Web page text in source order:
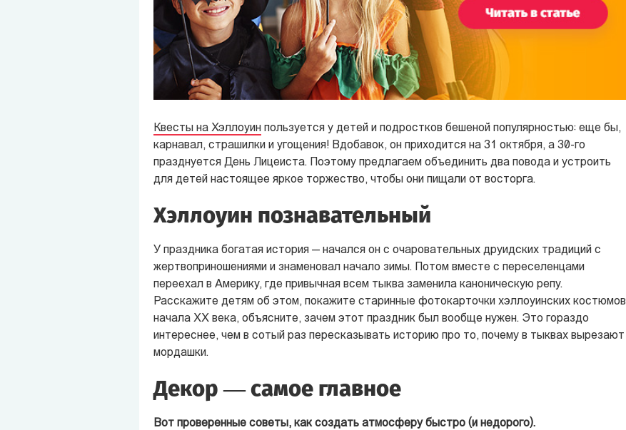
Квесты на Хэллоуинпользуется у детей и подростков бешеной популярностью: еще бы,
карнавал, страшилки и угощения! Вдобавок, он приходится на 31 октября, а 30-го
празднуется День Лицеиста. Поэтому предлагаем объединить два повода и устроить
для детей настоящее яркое торжество, чтобы они пищали от восторга.
Хэллоуин познавательный
У праздника богатая история — начался он с очаровательных друидских традиций с
жертвоприношениями и знаменовал начало зимы. Потом вместе с переселенцами
переехал в Америку, где привычная всем тыква заменила каноническую репу.
Расскажите детям об этом, покажите старинные фотокарточки хэллоуинских костюмов
начала XX века, объясните, зачем этот праздник был вообще нужен. Это гораздо
интереснее, чем в сотый раз пересказывать историю про то, почему в тыквах вырезают
мордашки.
Декор — самое главное
Вот проверенные советы, как создать атмосферу быстро (и недорого).